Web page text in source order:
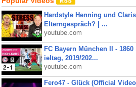
Hardstyle Henning und
Elterngespräch? | ...
youtube.com
FC Bayern München II -
ieltag, 2019/202...
youtube.com
Fero47 - Glück (Official